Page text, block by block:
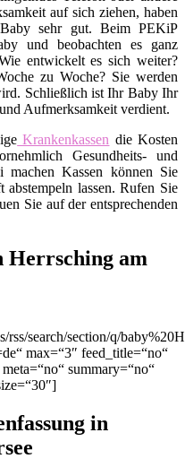
auf sich ziehen, haben
sehr gut. Beim PEKiP
und beobachten es ganz
entwickelt es sich weiter?
zu Woche? Sie werden
Schließlich ist Ihr Baby Ihr
Aufmerksamkeit verdient.
Krankenkassen die Kosten
Gesundheits- und
machen Kassen können Sie
lassen. Rufen Sie
Sie auf der entsprechenden
Herrsching am
rss/search/section/q/
max=“3″ feed_title=“no“
summary=“no“
in